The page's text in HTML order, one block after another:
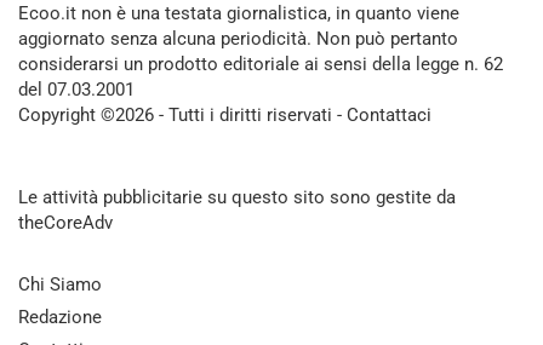
Ecoo.it non è una testata giornalistica, in quanto viene
aggiornato senza alcuna periodicità. Non può pertanto
considerarsi un prodotto editoriale ai sensi della legge n. 62
del 07.03.2001
Copyright ©2026 - Tutti i diritti riservati - Contattaci
Le attività pubblicitarie su questo sito sono gestite da
theCoreAdv
Chi Siamo
Redazione